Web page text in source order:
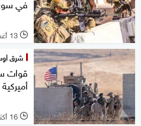
في
l 13 أغسطس 2023
شرق
قوات
l 16 أكتوبر 2019